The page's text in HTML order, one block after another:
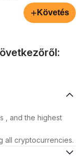
+ Követés
, and the highest
all cryptocurrencies.